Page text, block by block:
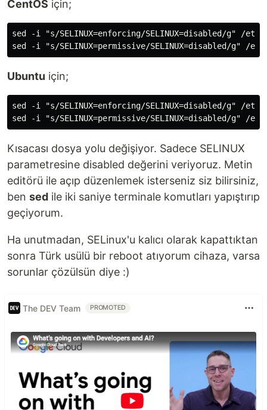
CentOS için;
sed -i "s/SELINUX=enforcing/SELINUX=disabled/g" /
Ubuntu için;
sed -i "s/SELINUX=enforcing/SELINUX=disabled/g" /etc/
Kısacası dosya yolu değişiyor. Sadece SELINUX
parametresine disabled değerini veriyoruz. Metin
editörü ile açıp düzenlemek isterseniz siz bilirsiniz,
ben sed ile iki saniye terminale komutları yapıştırıp
geçiyorum.
Ha unutmadan, SELinux'u kalıcı olarak kapattıktan
sonra Türk usülü bir reboot atıyorum cihaza, varsa
sorunlar çözülsün diye :)
The DEV Team PROMOTED